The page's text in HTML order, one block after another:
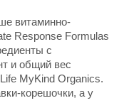
витаминно-
Response Formulas
с
и общий вес
MyKind Organics.
корешочки, а у